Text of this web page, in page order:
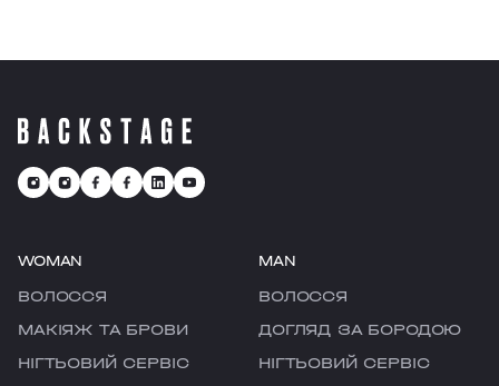
WOMAN
ВОЛОССЯ
МАКІЯЖ ТА БРОВИ
НІГТЬОВИЙ СЕРВІС
MAN
ВОЛОССЯ
ДОГЛЯД ЗА БОРОДОЮ
НІГТЬОВИЙ СЕРВІС